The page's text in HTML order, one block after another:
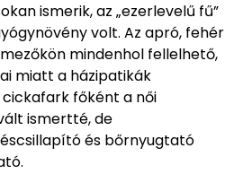
ismerik, az „ezerlevelű fű”
volt. Az apró, fehér
mindenhol fellelhető,
miatt a házipatikák
főként a női
ismertté, de
és bőrnyugtató